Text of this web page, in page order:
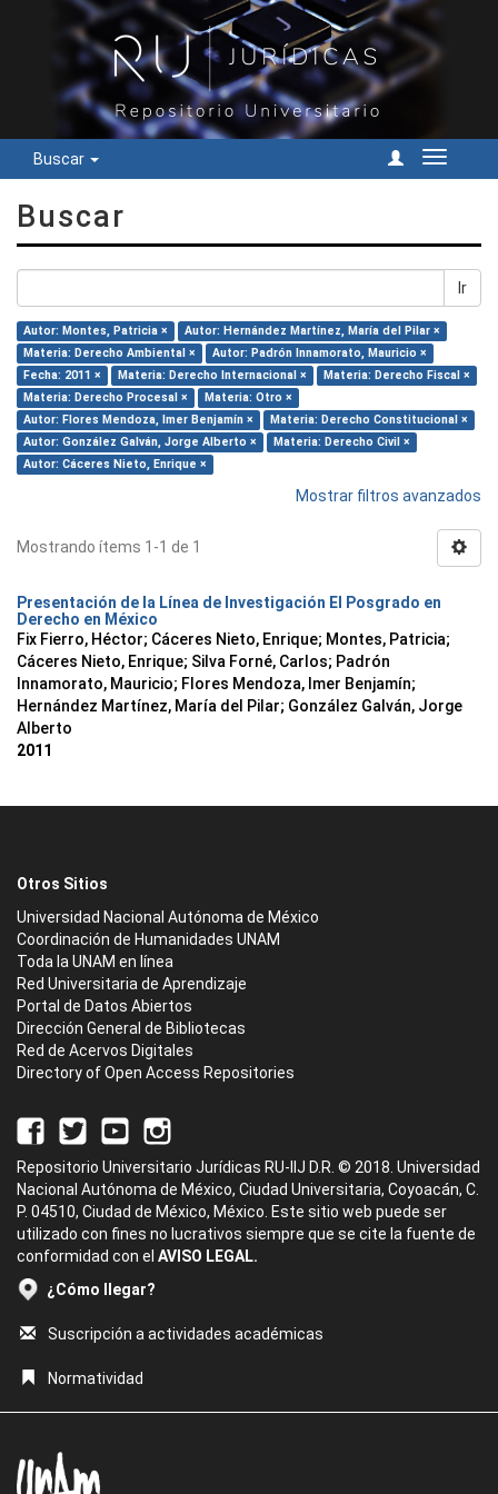
Buscar
Cambiar
Buscar
Ir
Autor: Montes, Patricia ×
Autor: Hernández Martínez, María del Pilar ×
Materia: Derecho Ambiental ×
Autor: Padrón Innamorato, Mauricio ×
Fecha: 2011 ×
Materia: Derecho Internacional ×
Materia: Derecho Fiscal ×
Materia: Derecho Procesal ×
Materia: Otro ×
Autor: Flores Mendoza, Imer Benjamín ×
Materia: Derecho Constitucional ×
Autor: González Galván, Jorge Alberto ×
Materia: Derecho Civil ×
Autor: Cáceres Nieto, Enrique ×
Mostrar filtros avanzados
Mostrando ítems 1-1 de 1
Presentación de la Línea de Investigación El Posgrado en
Derecho en México
Fix Fierro, Héctor; Cáceres Nieto, Enrique; Montes, Patricia;
Cáceres Nieto, Enrique; Silva Forné, Carlos; Padrón
Innamorato, Mauricio; Flores Mendoza, Imer Benjamín;
Hernández Martínez, María del Pilar; González Galván, Jorge
Alberto
2011
Otros Sitios
Universidad Nacional Autónoma de México
Coordinación de Humanidades UNAM
Toda la UNAM en línea
Red Universitaria de Aprendizaje
Portal de Datos Abiertos
Dirección General de Bibliotecas
Red de Acervos Digitales
Directory of Open Access Repositories
Repositorio Universitario Jurídicas RU-IIJ D.R. © 2018. Universidad
Nacional Autónoma de México, Ciudad Universitaria, Coyoacán, C.
P. 04510, Ciudad de México, México. Este sitio web puede ser
utilizado con fines no lucrativos siempre que se cite la fuente de
conformidad con el AVISO LEGAL.
¿Cómo llegar?
Suscripción a actividades académicas
Normatividad